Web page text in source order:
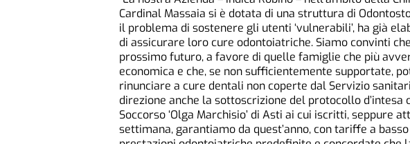
Cardinal Massaia si è dotata di una struttura di
il problema di sostenere gli utenti ‘vulnerabili’, ha già
di assicurare loro cure odontoiatriche. Siamo convinti
prossimo futuro, a favore di quelle famiglie che più
economica e che, se non sufficientemente supportate,
rinunciare a cure dentali non coperte dal Servizio
direzione anche la sottoscrizione del protocollo d’intesa
Soccorso ‘Olga Marchisio’ di Asti ai cui iscritti, seppure
settimana, garantiamo da quest’anno, con tariffe a